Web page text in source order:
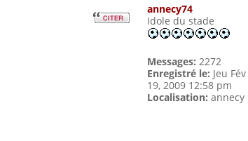
annecy74
Idole du stade
Messages: 2272
Enregistré le: Jeu Fév
19, 2009 12:58 pm
Localisation: annecy